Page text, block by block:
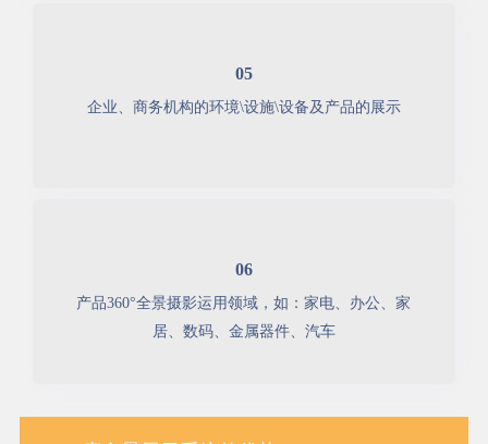
05
企业、商务机构的环境\设施\设备及产品的展示
06
产品360°全景摄影运用领域，如：家电、办公、家
居、数码、金属器件、汽车